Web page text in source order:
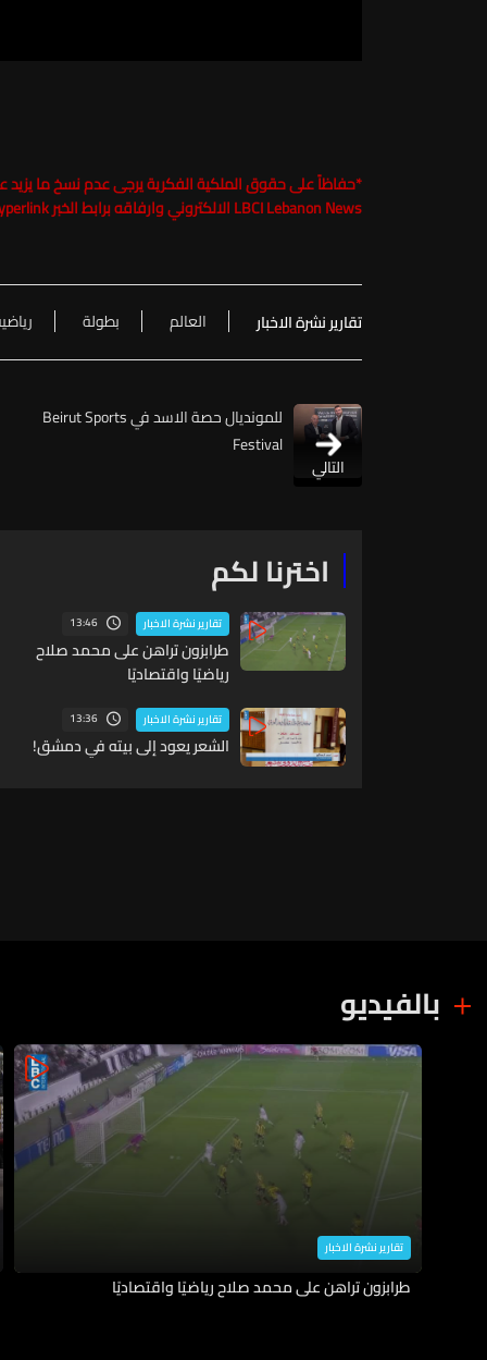
*
LBCI Lebanon News الالكتروني وارفاقه برابط الخبر Hyperlink تحت طائلة الملاحقة القانونية
تقارير نشرة الاخبار العالم بطولة
التالي
للمونديال حصة الاسد في Beirut Sports
Festival
اخترنا لكم
تقارير نشرة الاخبار 13:46
طرابزون تراهن على محمد صلاح
رياضيًا واقتصاديًا
تقارير نشرة الاخبار 13:36
الشعر يعود إلى بيته في دمشق!
بالفيديو
تقارير نشرة الاخبار
طرابزون تراهن على محمد صلاح رياضيًا واقتصاديًا